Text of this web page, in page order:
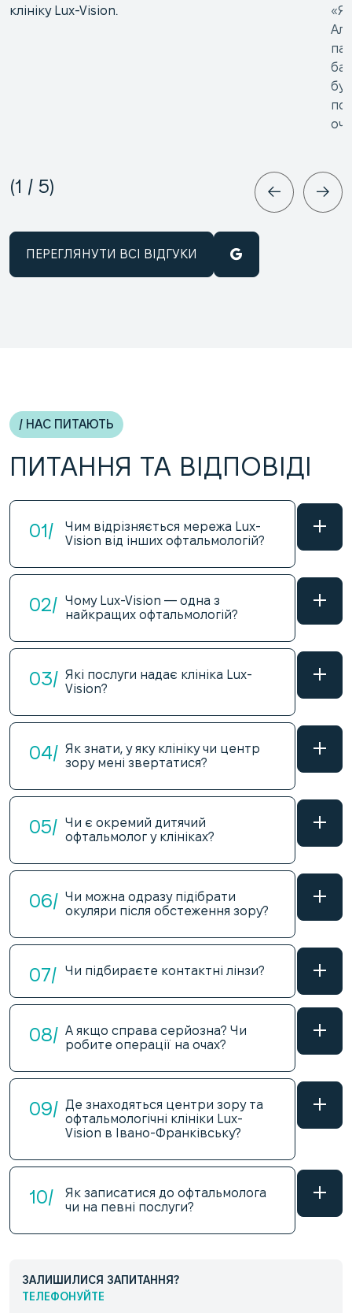
клініку Lux-Vision.
«Я
1 / 5
ПЕРЕГЛЯНУТИ ВСІ ВІДГУКИ
/ НАС ПИТАЮТЬ
ПИТАННЯ ТА ВІДПОВІДІ
01/
Чим відрізняється мережа Lux-
Vision від інших офтальмологій?
02/ Чому Lux-Vision — одна з
найкращих офтальмологій?
03/ Які послуги надає клініка Lux-
Vision?
04/ Як знати, у яку клініку чи центр
зору мені звертатися?
05/ Чи є окремий дитячий
офтальмолог у клініках?
06/ Чи можна одразу підібрати
окуляри після обстеження зору?
07/ Чи підбираєте контактні лінзи?
08/ А якщо справа серйозна? Чи
робите операції на очах?
09/ Де знаходяться центри зору та
офтальмологічні клініки Lux-
Vision в Івано-Франківську?
10/
Як записатися до офтальмолога
чи на певні послуги?
ЗАЛИШИЛИСЯ ЗАПИТАННЯ?
ТЕЛЕФОНУЙТЕ